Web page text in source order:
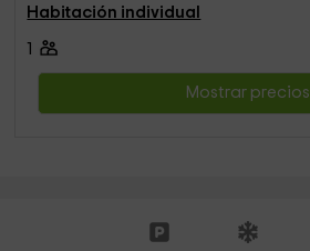
Habitación individual
Mostrar precios